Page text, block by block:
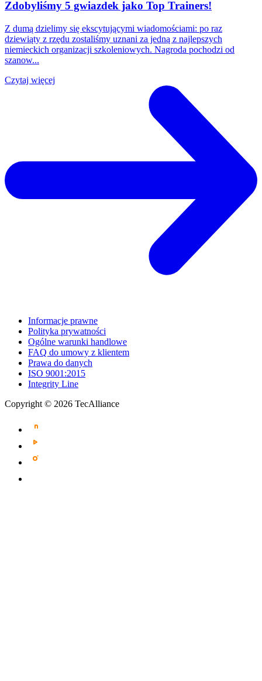
Zdobyliśmy 5 gwiazdek jako Top Trainers!
Z dumą dzielimy się ekscytującymi wiadomościami: po raz
dziewiąty z rzędu zostaliśmy uznani za jedną z najlepszych
niemieckich organizacji szkoleniowych. Nagroda pochodzi od
szanow...
Czytaj więcej
Informacje prawne
Polityka prywatności
Ogólne warunki handlowe
FAQ do umowy z klientem
Prawa do danych
ISO 9001:2015
Integrity Line
Copyright © 2026 TecAlliance